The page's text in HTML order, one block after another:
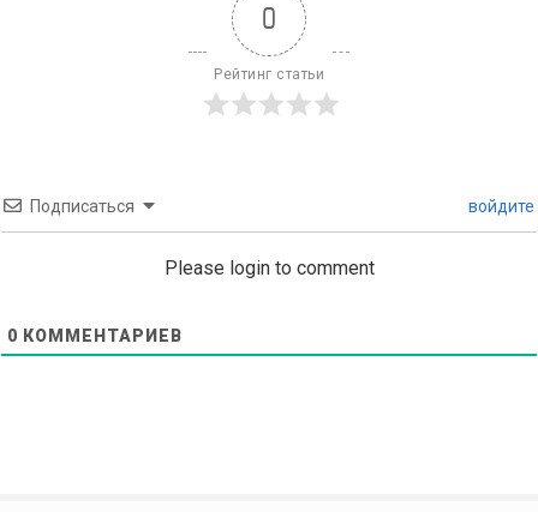
0
Рейтинг статьи
Подписаться войдите
Please login to comment
0 КОММЕНТАРИЕВ